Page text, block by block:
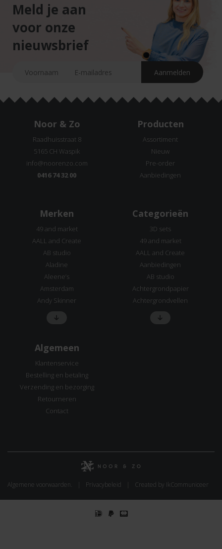
Meld je aan
voor onze
nieuwsbrief
Noor & Zo
Raadhuisstraat 8
5165 CH Waspik
info@noorenzo.com
0416 74 32 00
Producten
Assortiment
Nieuw
Pre-order
Aanbiedingen
Merken
49 and market
AALL and Create
AB studio
Aladine
Aleene’s
Amsterdam
Andy Skinner
Categorieën
3D sets
49 and market
AALL and Create
Aanbiedingen
AB studio
Achtergrondpapier
Achtergrondvellen
Algemeen
Klantenservice
Bestelling en betaling
Verzending en bezorging
Retourneren
Contact
Algemene voorwaarden. Privacybeleid Created by IkCommuniceer